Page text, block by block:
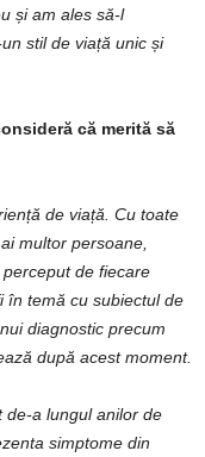
și am ales să-l
stil de viață unic și
că merită să
de viață. Cu toate
multor persoane,
de fiecare
în temă cu subiectul de
diagnostic precum
după acest moment.
de-a lungul anilor de
simptome din